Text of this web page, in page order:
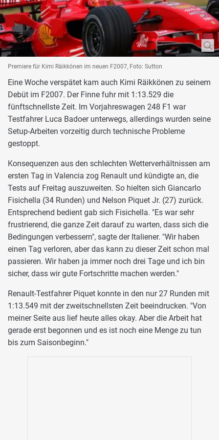
Premiere für Kimi Räikkönen im neuen F2007, Foto: Sutton
Eine Woche verspätet kam auch Kimi Räikkönen zu seinem
Debüt im F2007. Der Finne fuhr mit 1:13.529 die
fünftschnellste Zeit. Im Vorjahreswagen 248 F1 war
Testfahrer Luca Badoer unterwegs, allerdings wurden seine
Setup-Arbeiten vorzeitig durch technische Probleme
gestoppt.
Konsequenzen aus den schlechten Wetterverhältnissen am
ersten Tag in Valencia zog Renault und kündigte an, die
Tests auf Freitag auszuweiten. So hielten sich Giancarlo
Fisichella (34 Runden) und Nelson Piquet Jr. (27) zurück.
Entsprechend bedient gab sich Fisichella. "Es war sehr
frustrierend, die ganze Zeit darauf zu warten, dass sich die
Bedingungen verbessern", sagte der Italiener. "Wir haben
einen Tag verloren, aber das kann zu dieser Zeit schon mal
passieren. Wir haben ja immer noch drei Tage und ich bin
sicher, dass wir gute Fortschritte machen werden."
Renault-Testfahrer Piquet konnte in den nur 27 Runden mit
1:13.549 mit der zweitschnellsten Zeit beeindrucken. "Von
meiner Seite aus lief heute alles okay. Aber die Arbeit hat
gerade erst begonnen und es ist noch eine Menge zu tun
bis zum Saisonbeginn."